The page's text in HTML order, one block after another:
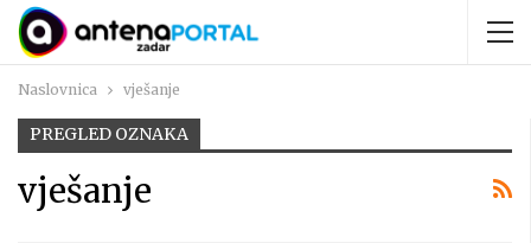
Naslovnica vješanje
PREGLED OZNAKA
vješanje